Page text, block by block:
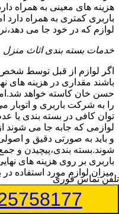
هزینه های معینی به همراه
باربری کمتری به همراه دارد
لوازم که در خود جا می
خدمات بسته بندی اثاث منزل
اگر لوازم از قبل توسط
باشند مقداری در هزینه های
حسن خان کاسته خواهد
را به شرکت باربری و اتوبار
توان کافی در بسته بندی یا
لوازمی که جابه جا می شوند
و باید به صورتی دقیق و
شوند.بسته بندی،پیچیدن و
باربری بر روی هزینه های
میزان لوازم مورد استفاده در
در طول بسته بندی و بارگیری
استفاده از وسایلی چون
تلفن تماس فوری